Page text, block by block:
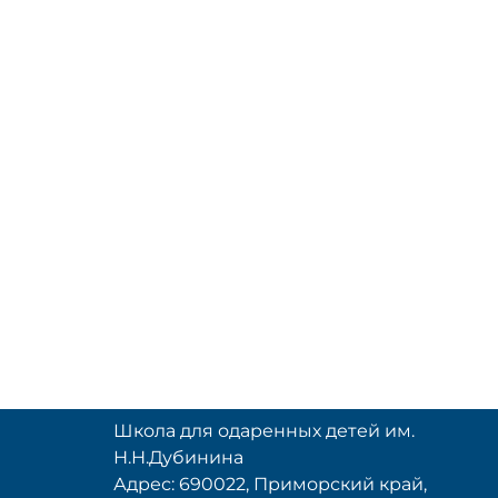
Школа для одаренных детей им.
Н.Н.Дубинина
Адрес: 690022, Приморский край,